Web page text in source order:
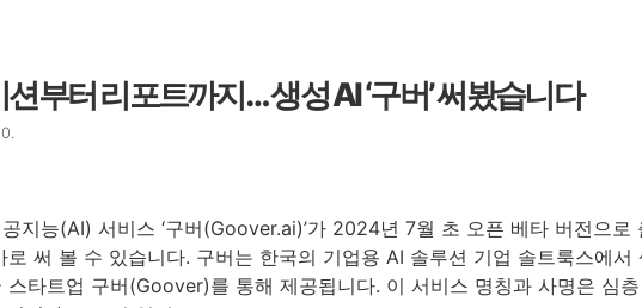
부터 리포트까지… 생성 AI ‘구버’ 써봤습니다
지능(AI) 서비스 ‘구버(Goover.ai)’가 2024년 7월 초 오픈 베타 버전으로
로 써 볼 수 있습니다. 구버는 한국의 기업용 AI 솔루션 기업 솔트룩스에
스타트업 구버(Goover)를 통해 제공됩니다. 이 서비스 명칭과 사명은 심